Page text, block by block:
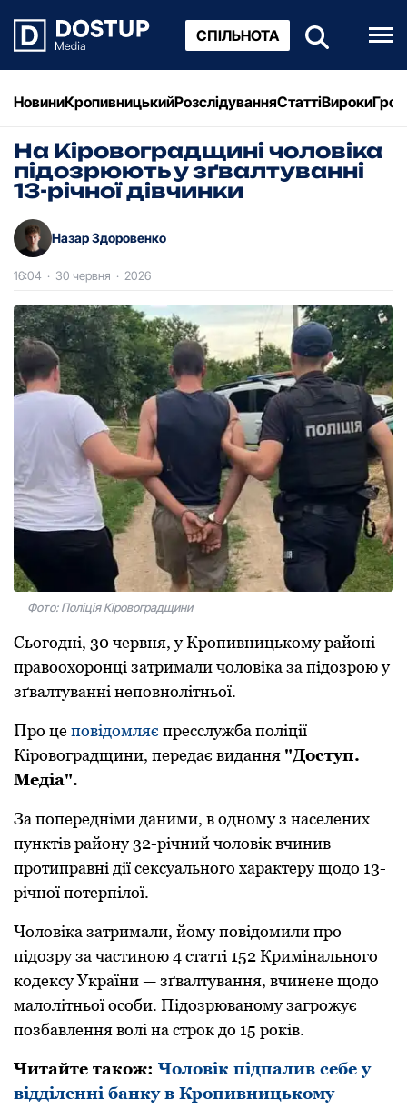
СПІЛЬНОТА
НовиниКропивницькийРозслідуванняСтаттіВироки
На Кіровоградщині чоловіка
підозрюють у зґвалтуванні
13-річної дівчинки
Назар Здоровенко
16:04 · 30 червня · 2026
Фото: Поліція Кіровоградщини
Сьогодні, 30 червня, у Кропивницькому районі
правоохоронці затримали чоловіка за підозрою у
зґвалтуванні неповнолітньої.
Про цеповідомляє пресслужба поліції
Кіровоградщини, передає видання "Доступ.
Медіа".
За попередніми даними, в одному з населених
пунктів району 32-річний чоловік вчинив
протиправні дії сексуального характеру щодо 13-
річної потерпілої.
Чоловіка затримали, йому повідомили про
підозру за частиною 4 статті 152 Кримінального
кодексу України — зґвалтування, вчинене щодо
малолітньої особи. Підозрюваному загрожує
позбавлення волі на строк до 15 років.
Читайте також: Чоловік підпалив себе у
відділенні банку в Кропивницькому